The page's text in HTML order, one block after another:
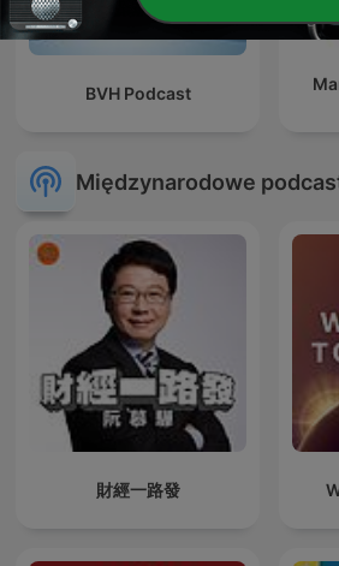
BVH Podcast
Międzynarodowe
財經一路發